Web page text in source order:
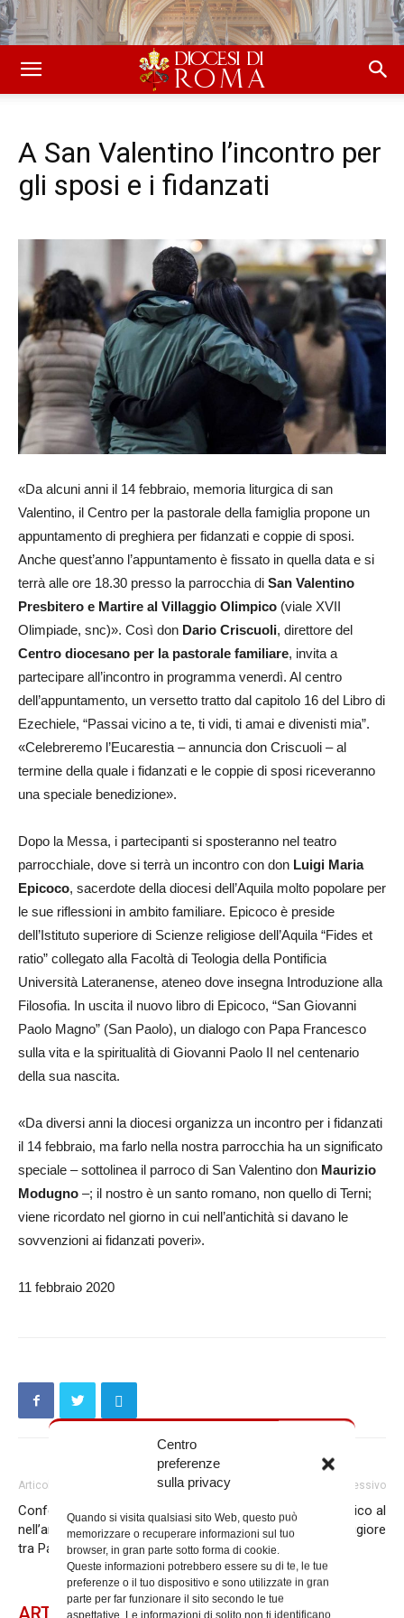
Centro
preferenze
sulla privacy
Quando si visita qualsiasi sito Web, questo può
memorizzare o recuperare informazioni sul tuo
browser, in gran parte sotto forma di cookie.
Queste informazioni potrebbero essere su di te, le tue
preferenze o il tuo dispositivo e sono utilizzate in gran
parte per far funzionare il sito secondo le tue
aspettative. Le informazioni di solito non ti identificano
A San Valentino l’incontro per
gli sposi e i fidanzati
«Da alcuni anni il 14 febbraio, memoria liturgica di san
Valentino, il Centro per la pastorale della famiglia propone un
appuntamento di preghiera per fidanzati e coppie di sposi.
Anche quest’anno l’appuntamento è fissato in quella data e si
terrà alle ore 18.30 presso la parrocchia di San Valentino
Presbitero e Martire al Villaggio Olimpico (viale XVII
Olimpiade, snc)». Così don Dario Criscuoli, direttore del
Centro diocesano per la pastorale familiare, invita a
partecipare all’incontro in programma venerdì. Al centro
dell’appuntamento, un versetto tratto dal capitolo 16 del Libro di
Ezechiele, “Passai vicino a te, ti vidi, ti amai e divenisti mia”.
«Celebreremo l’Eucarestia – annuncia don Criscuoli – al
termine della quale i fidanzati e le coppie di sposi riceveranno
una speciale benedizione».
Dopo la Messa, i partecipanti si sposteranno nel teatro
parrocchiale, dove si terrà un incontro con don Luigi Maria
Epicoco, sacerdote della diocesi dell’Aquila molto popolare per
le sue riflessioni in ambito familiare. Epicoco è preside
dell’Istituto superiore di Scienze religiose dell’Aquila “Fides et
ratio” collegato alla Facoltà di Teologia della Pontificia
Università Lateranense, ateneo dove insegna Introduzione alla
Filosofia. In uscita il nuovo libro di Epicoco, “San Giovanni
Paolo Magno” (San Paolo), un dialogo con Papa Francesco
sulla vita e la spiritualità di Giovanni Paolo II nel centenario
della sua nascita.
«Da diversi anni la diocesi organizza un incontro per i fidanzati
il 14 febbraio, ma farlo nella nostra parrocchia ha un significato
speciale – sottolinea il parroco di San Valentino don Maurizio
Modugno –; il nostro è un santo romano, non quello di Terni;
viene ricordato nel giorno in cui nell’antichità si davano le
sovvenzioni ai fidanzati poveri».
11 febbraio 2020
Articolo precedente
Conferenza e concerto
nell’anniversario dell’incontro
tra Papa Francesco e Kirill
Articolo successivo
Corso di canto liturgico al
Seminario Maggiore
ARTICOLI CORRELATI